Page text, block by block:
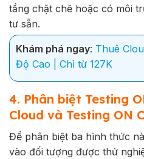
tầng chặt chẽ hoặc có môi
tư sẵn.
Khám phá ngay: Thuê
Độ Cao | Chỉ từ 127K
4. Phân biệt Testing
Cloud và Testing ON
Để phân biệt ba hình thức
vào đối tượng được thử